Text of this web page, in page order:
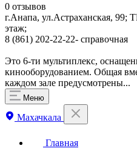
0 отзывов
г.Анапа, ул.Астраханская,
этаж;
8 (861) 202-22-22- справочная
Это 6-ти мультиплекс,
кинооборудованием. Общая
каждом зале предусмотрены...
Меню
Махачкала
Главная